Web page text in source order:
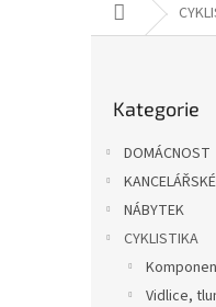
Domů
kategorie
Kategorie
DOMÁCNOST
NÁBYTEK
CYKLISTIKA
Vidlice,